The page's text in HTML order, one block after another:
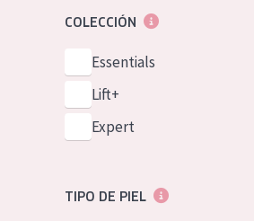
COLECCIÓN
Essentials
Lift+
Expert
TIPO DE PIEL